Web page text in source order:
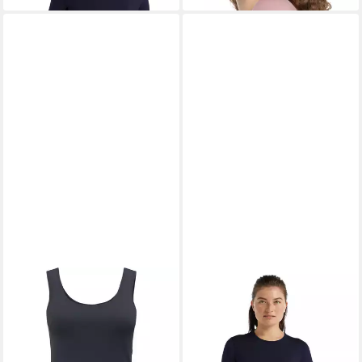
Damen